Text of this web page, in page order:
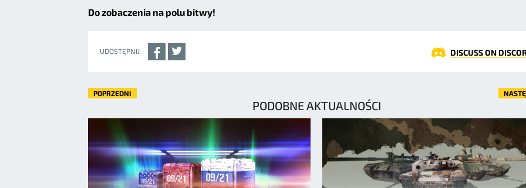
Do zobaczenia na polu bitwy!
UDOSTĘPNIJ DISCUSS ON
POPRZEDNI
PODOBNE AKTUALNOŚCI